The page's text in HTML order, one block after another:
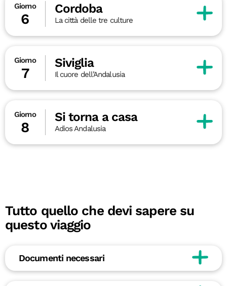
Giorno
6
Cordoba
La città delle tre culture
Giorno
7
Siviglia
Il cuore dell’Andalusia
Giorno
8
Si torna a casa
Adios Andalusia
Tutto quello che devi sapere su
questo viaggio
Documenti necessari